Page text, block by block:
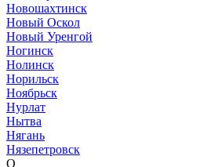
Новошахтинск
Новый Оскол
Новый Уренгой
Ногинск
Нолинск
Норильск
Ноябрьск
Нурлат
Нытва
Нягань
Нязепетровск
О